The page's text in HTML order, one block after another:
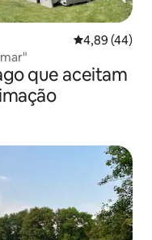
4,89 de uma
4,89 (44)
que aceitam